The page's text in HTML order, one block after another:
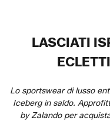
LASCIATI
Lo sportswear di lusso
Iceberg in saldo.
by Zalando per